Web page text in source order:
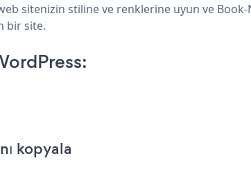
sitenizin stiline ve renklerine uyun ve Book-
bir site.
kopyala